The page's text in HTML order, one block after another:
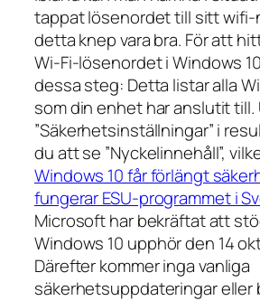
tappat lösenordet till sitt wifi-
detta knep vara bra. För att
Wi-Fi-lösenordet i Windows
dessa steg: Detta listar alla
som din enhet har anslutit till.
”Säkerhetsinställningar” i
du att se ”Nyckelinnehåll”,
Windows 10 får förlängt
fungerar ESU-programmet i
Microsoft har bekräftat att
Windows 10 upphör den 14
Därefter kommer inga vanliga
säkerhetsuppdateringar eller